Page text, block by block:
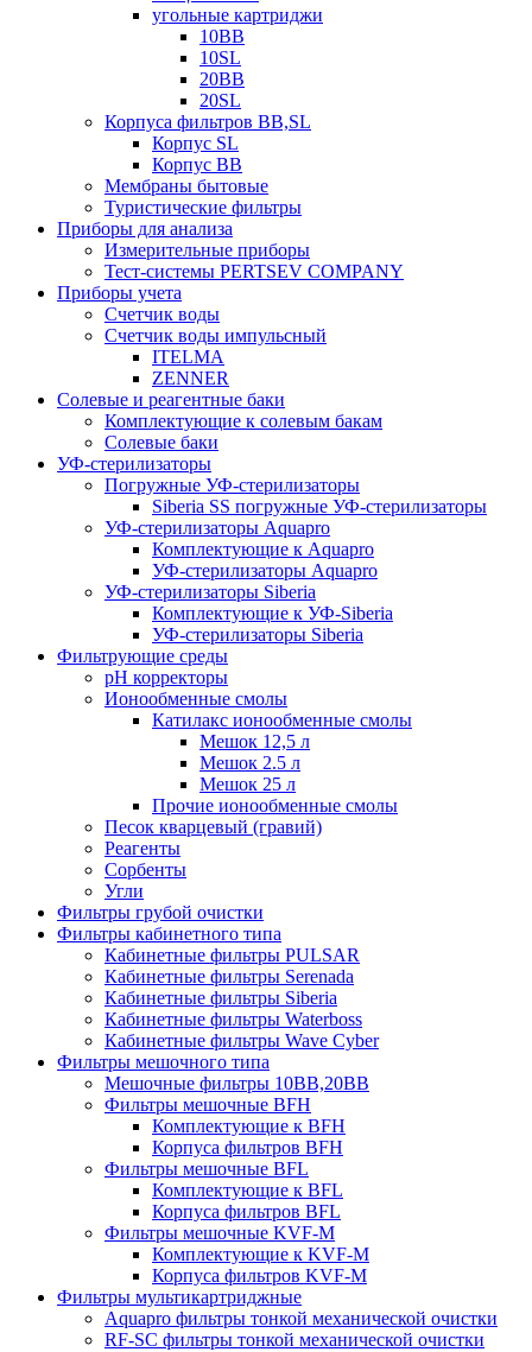
угольные картриджи
10BB
10SL
20BB
20SL
Корпуса фильтров BB,SL
Корпус SL
Корпус ВВ
Мембраны бытовые
Туристические фильтры
Приборы для анализа
Измерительные приборы
Тест-системы PERTSEV COMPANY
Приборы учета
Счетчик воды
Счетчик воды импульсный
ITELMA
ZENNER
Солевые и реагентные баки
Комплектующие к солевым бакам
Солевые баки
УФ-стерилизаторы
Погружные УФ-стерилизаторы
Siberia SS погружные УФ-стерилизаторы
УФ-стерилизаторы Aquapro
Комплектующие к Aquapro
УФ-стерилизаторы Aquapro
УФ-стерилизаторы Siberia
Комплектующие к УФ-Siberia
УФ-стерилизаторы Siberia
Фильтрующие среды
pH корректоры
Ионообменные смолы
Катилакс ионообменные смолы
Мешок 12,5 л
Мешок 2.5 л
Мешок 25 л
Прочие ионообменные смолы
Песок кварцевый (гравий)
Реагенты
Сорбенты
Угли
Фильтры грубой очистки
Фильтры кабинетного типа
Кабинетные фильтры PULSAR
Кабинетные фильтры Serenada
Кабинетные фильтры Siberia
Кабинетные фильтры Waterboss
Кабинетные фильтры Wave Cyber
Фильтры мешочного типа
Мешочные фильтры 10ВВ,20ВВ
Фильтры мешочные BFH
Комплектующие к BFH
Корпуса фильтров BFH
Фильтры мешочные BFL
Комплектующие к BFL
Корпуса фильтров BFL
Фильтры мешочные KVF-M
Комплектующие к KVF-M
Корпуса фильтров KVF-M
Фильтры мультикартриджные
Aquapro фильтры тонкой механической очистки
RF-SC фильтры тонкой механической очистки